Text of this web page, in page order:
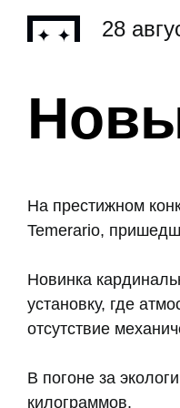
28
На престижном
Temerario,
Новинка
установку, где
отсутствие
В погоне за
килограммов.